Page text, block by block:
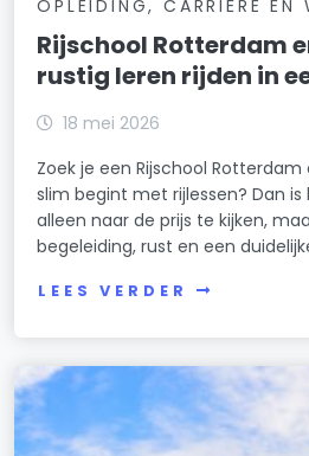
OPLEIDING, CARRIÈRE EN
Rijschool Rotterdam
rustig leren rijden in
18 mei 2026
Zoek je een Rijschool
slim begint met rijlessen? Dan
alleen naar de prijs te kijken,
begeleiding, rust en een
LEES VERDER